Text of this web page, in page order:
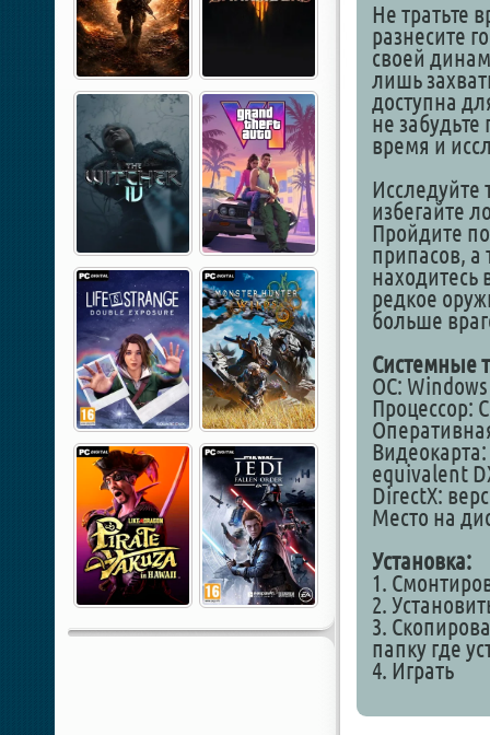
Не тратьте
разнесите
своей
лишь
доступна
не
время и
избегайте
Пройдите
припасов, а
находитесь
редкое
больше
Системные
ОС:
Процессор:
Видеокарта:
equivalent
DirectX:
Место на
Установка:
1.
2.
3.
папку где
4. Играть